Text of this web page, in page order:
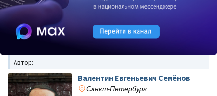
Автор:
Валентин Евгеньевич Семёнов
Санкт-Петербург